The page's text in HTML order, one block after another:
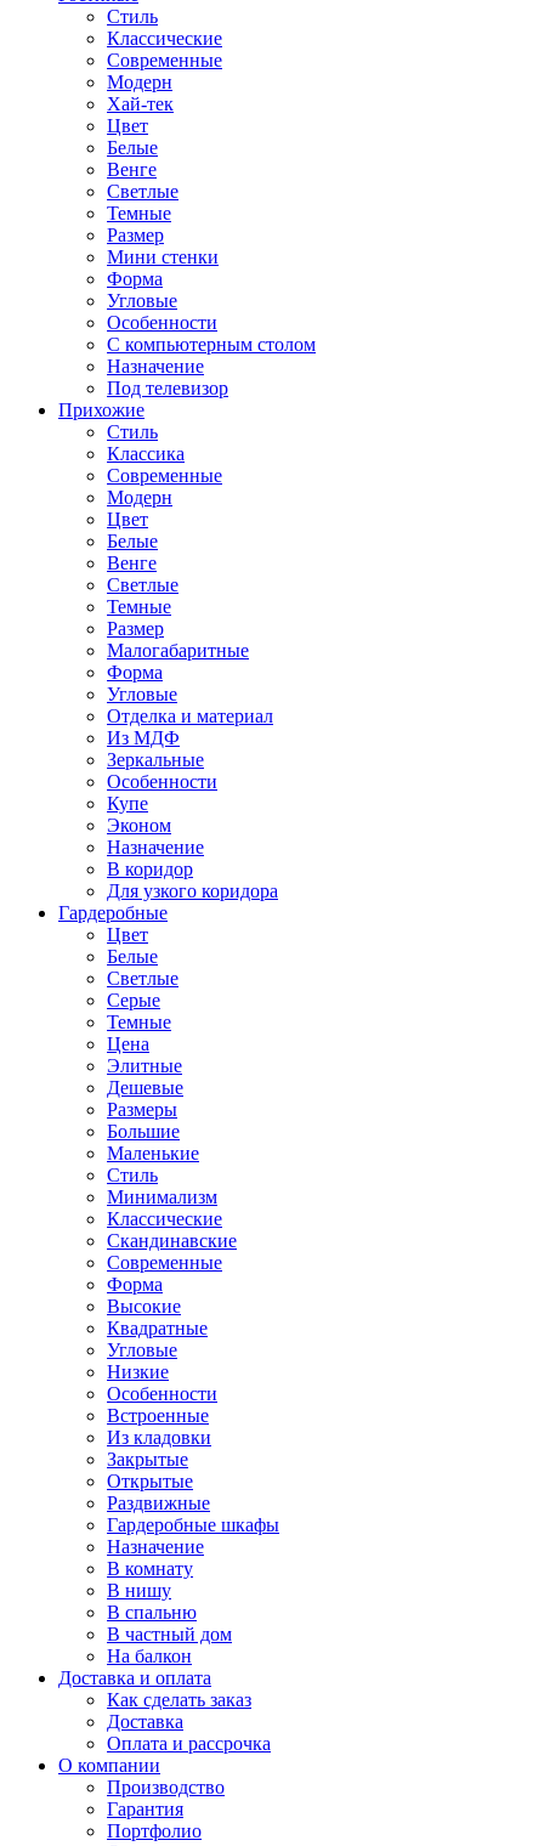
Стиль
Классические
Современные
Модерн
Хай-тек
Цвет
Белые
Венге
Светлые
Темные
Размер
Мини стенки
Форма
Угловые
Особенности
С компьютерным столом
Назначение
Под телевизор
Прихожие
Стиль
Классика
Современные
Модерн
Цвет
Белые
Венге
Светлые
Темные
Размер
Малогабаритные
Форма
Угловые
Отделка и материал
Из МДФ
Зеркальные
Особенности
Купе
Эконом
Назначение
В коридор
Для узкого коридора
Гардеробные
Цвет
Белые
Светлые
Серые
Темные
Цена
Элитные
Дешевые
Размеры
Большие
Маленькие
Стиль
Минимализм
Классические
Скандинавские
Современные
Форма
Высокие
Квадратные
Угловые
Низкие
Особенности
Встроенные
Из кладовки
Закрытые
Открытые
Раздвижные
Гардеробные шкафы
Назначение
В комнату
В нишу
В спальню
В частный дом
На балкон
Доставка и оплата
Как сделать заказ
Доставка
Оплата и рассрочка
О компании
Производство
Гарантия
Портфолио